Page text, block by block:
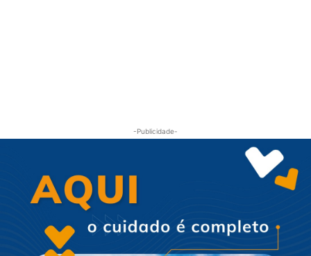
-Publicidade-